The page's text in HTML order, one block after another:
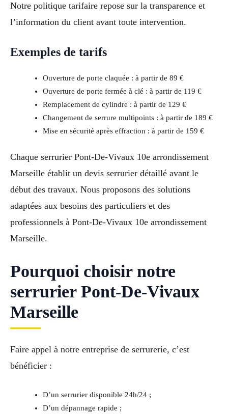
Notre politique tarifaire repose sur la transparence et
l’information du client avant toute intervention.
Exemples de tarifs
Ouverture de porte claquée : à partir de 89 €
Ouverture de porte fermée à clé : à partir de 119 €
Remplacement de cylindre : à partir de 129 €
Changement de serrure multipoints : à partir de 189 €
Mise en sécurité après effraction : à partir de 159 €
Chaque serrurier Pont-De-Vivaux 10e arrondissement
Marseille établit un devis serrurier détaillé avant le
début des travaux. Nous proposons des solutions
adaptées aux besoins des particuliers et des
professionnels à Pont-De-Vivaux 10e arrondissement
Marseille.
Pourquoi choisir notre
serrurier Pont-De-Vivaux
Marseille
Faire appel à notre entreprise de serrurerie, c’est
bénéficier :
D’un serrurier disponible 24h/24 ;
D’un dépannage rapide ;